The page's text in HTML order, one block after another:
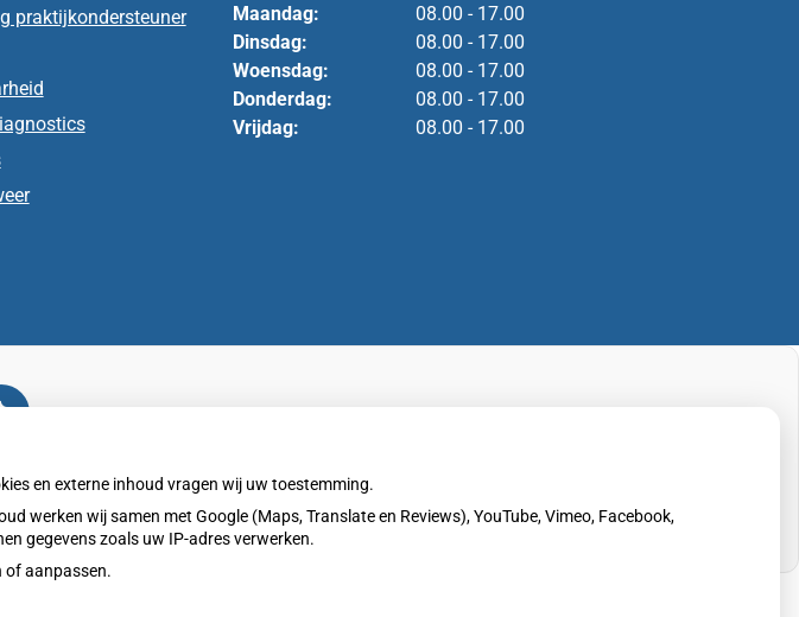
praktijkondersteuner
Maandag:
08.00 - 17.00
Dinsdag:
08.00 - 17.00
Woensdag:
08.00 - 17.00
Donderdag:
08.00 - 17.00
Vrijdag:
08.00 - 17.00
is om dit te zien.
wijzigen
en externe inhoud vragen wij uw toestemming.
werken wij samen met Google (Maps, Translate en Reviews), YouTube, Vimeo, Facebook,
gegevens zoals uw IP-adres verwerken.
of aanpassen.